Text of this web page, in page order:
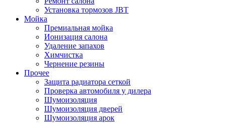
Установка тормозов JBT
Мойка
Премиальная мойка
Ионизация салона
Удаление запахов
Химчистка
Чернение резины
Прочее
Защита радиатора сеткой
Проверка автомобиля у дилера
Шумоизоляция
Шумоизоляция дверей
Шумоизоляция арок